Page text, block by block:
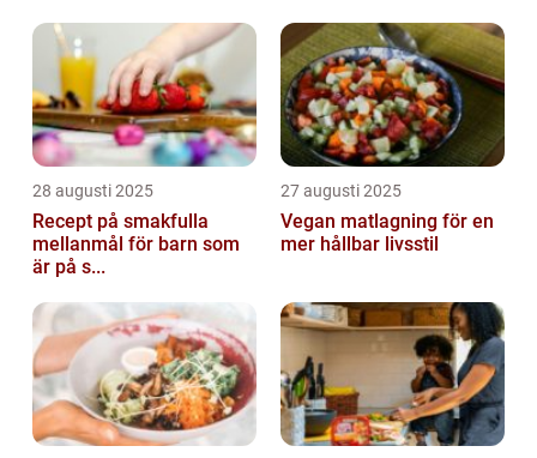
28 augusti 2025
Recept på smakfulla
mellanmål för barn som
är på s...
27 augusti 2025
Vegan matlagning för en
mer hållbar livsstil